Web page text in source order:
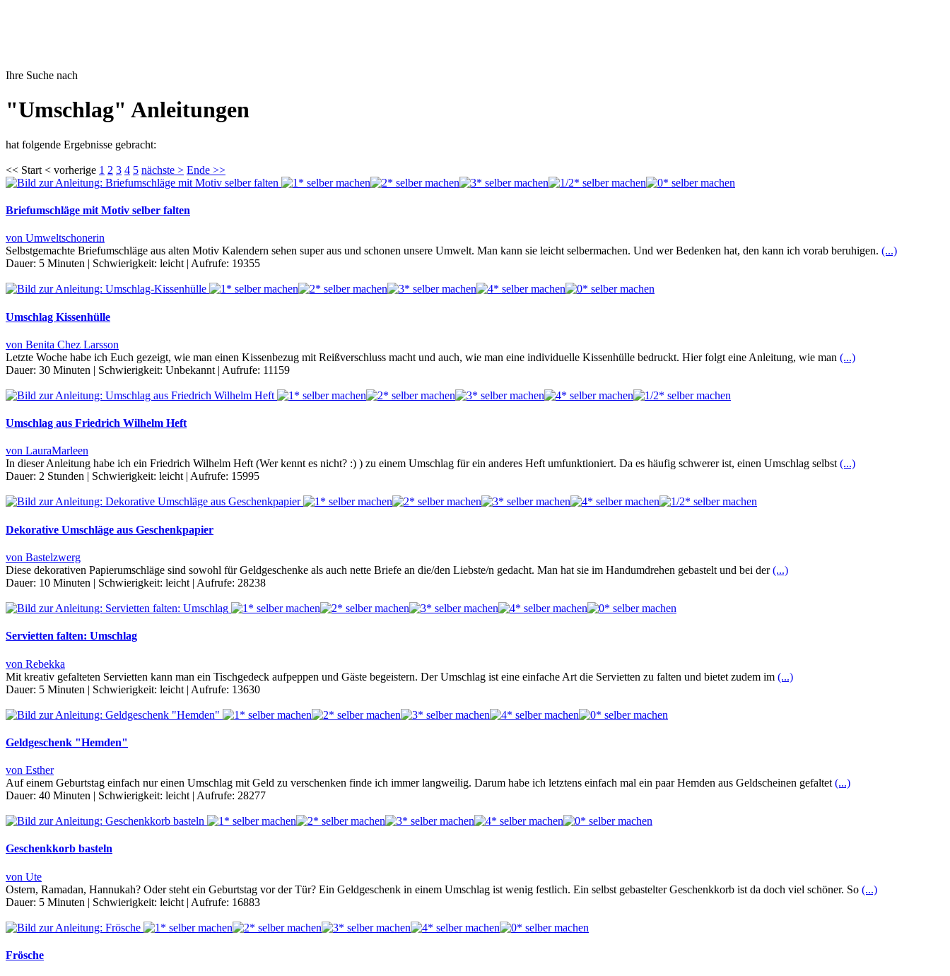
Ihre Suche nach
"Umschlag" Anleitungen
hat folgende Ergebnisse gebracht:
<< Start < vorherige 1 2 3 4 5 nächste > Ende >>
Briefumschläge mit Motiv selber falten
von Umweltschonerin
Selbstgemachte Briefumschläge aus alten Motiv Kalendern sehen super aus und schonen unsere Umwelt. Man kann sie leicht selbermachen. Und wer Bedenken hat, den kann ich vorab beruhigen. (...)
Dauer: 5 Minuten | Schwierigkeit: leicht | Aufrufe: 19355
Umschlag Kissenhülle
von Benita Chez Larsson
Letzte Woche habe ich Euch gezeigt, wie man einen Kissenbezug mit Reißverschluss macht und auch, wie man eine individuelle Kissenhülle bedruckt. Hier folgt eine Anleitung, wie man (...)
Dauer: 30 Minuten | Schwierigkeit: Unbekannt | Aufrufe: 11159
Umschlag aus Friedrich Wilhelm Heft
von LauraMarleen
In dieser Anleitung habe ich ein Friedrich Wilhelm Heft (Wer kennt es nicht? :) ) zu einem Umschlag für ein anderes Heft umfunktioniert. Da es häufig schwerer ist, einen Umschlag selbst(...)
Dauer: 2 Stunden Schwierigkeit: leicht Aufrufe: 15995
Dekorative Umschläge aus Geschenkpapier
von Bastelzwerg
Diese dekorativen Papierumschläge sind sowohl für Geldgeschenke als auch nette Briefe an die/den Liebste/n gedacht. Man hat sie im Handumdrehen gebastelt und bei der(...)
Dauer: 10 Minuten | Schwierigkeit: leicht | Aufrufe: 28238
Servietten falten: Umschlag
von Rebekka
Mit kreativ gefalteten Servietten kann man ein Tischgedeck aufpeppen und Gäste begeistern. Der Umschlag ist eine einfache Art die Servietten zu falten und bietet zudem im (...)
Dauer: 5 Minuten | Schwierigkeit: leicht | Aufrufe: 13630
Geldgeschenk "Hemden"
von Esther
Auf einem Geburtstag einfach nur einen Umschlag mit Geld zu verschenken finde ich immer langweilig. Darum habe ich letztens einfach mal ein paar Hemden aus Geldscheinen gefaltet (...)
Dauer: 40 Minuten | Schwierigkeit: leicht | Aufrufe: 28277
Geschenkkorb basteln
von Ute
Ostern, Ramadan, Hannukah? Oder steht ein Geburtstag vor der Tür? Ein Geldgeschenk in einem Umschlag ist wenig festlich. Ein selbst gebastelter Geschenkkorb ist da doch viel schöner. So (...)
Dauer: 5 Minuten | Schwierigkeit: leicht | Aufrufe: 16883
Frösche